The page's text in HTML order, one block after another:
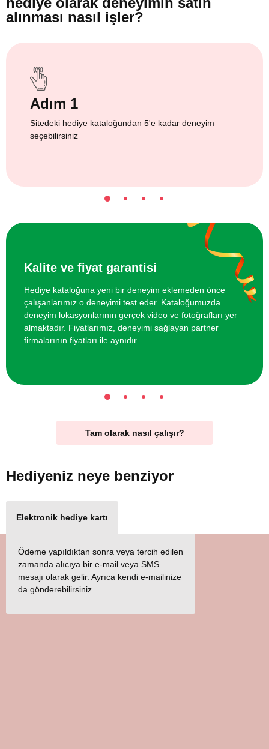
alınması nasıl işler?
Adım 1
Sitedeki hediye kataloğundan 5'e kadar deneyim
seçebilirsiniz
Kalite ve fiyat garantisi
Hediye kataloğuna yeni bir deneyim eklemeden önce
çalışanlarımız o deneyimi test eder. Kataloğumuzda
deneyim lokasyonlarının gerçek video ve fotoğrafları yer
almaktadır. Fiyatlarımız, deneyimi sağlayan partner
firmalarının fiyatları ile aynıdır.
Tam olarak nasıl çalışır?
Hediyeniz neye benziyor
Elektronik hediye kartı
Ödeme yapıldıktan sonra veya tercih edilen
zamanda alıcıya bir e-mail veya SMS
mesajı olarak gelir. Ayrıca kendi e-mailinize
da gönderebilirsiniz.